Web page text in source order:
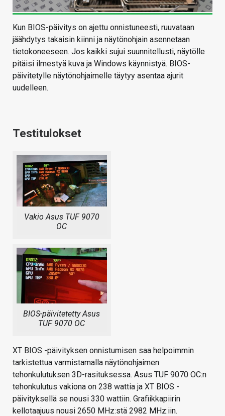
Kun BIOS-päivitys on ajettu onnistuneesti, ruuvataan
jäähdytys takaisin kiinni ja näytönohjain asennetaan
tietokoneeseen. Jos kaikki sujui suunnitellusti, näytölle
pitäisi ilmestyä kuva ja Windows käynnistyä. BIOS-
päivitetylle näytönohjaimelle täytyy asentaa ajurit
uudelleen.
Testitulokset
Vakio Asus TUF 9070
OC
BIOS-päivitetetty Asus
TUF 9070 OC
XT BIOS -päivityksen onnistumisen saa helpoimmin
tarkistettua varmistamalla näytönohjaimen
tehonkulutuksen 3D-rasituksessa. Asus TUF 9070 OC:n
tehonkulutus vakiona on 238 wattia ja XT BIOS -
päivityksellä se nousi 330 wattiin. Grafiikkapiirin
kellotaajuus nousi 2650 MHz:stä 2982 MHz:iin.